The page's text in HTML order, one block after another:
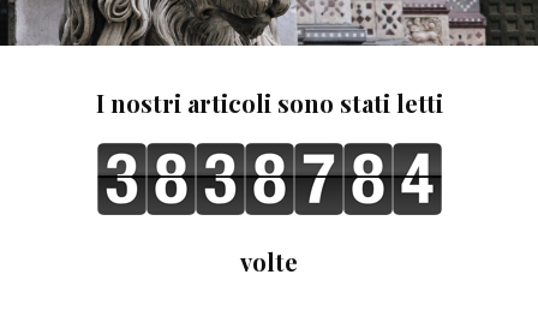
I nostri articoli sono stati letti
volte